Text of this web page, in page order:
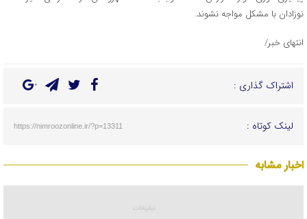
نوزادان با مشکل مواجه نشوند.
انتهای خبر/
اشتراک گذاری :
لینک کوتاه : https://nimroozonline.ir/?p=13311
اخبار مشابه